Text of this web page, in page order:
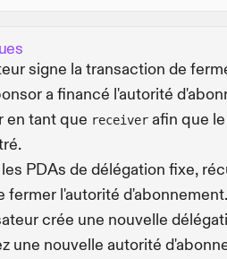
signe la transaction de
a financé l'autorité
en tant que receiver afin que
PDAs de délégation fixe,
fermer l'autorité d'abonnement.
crée une nouvelle
une nouvelle autorité